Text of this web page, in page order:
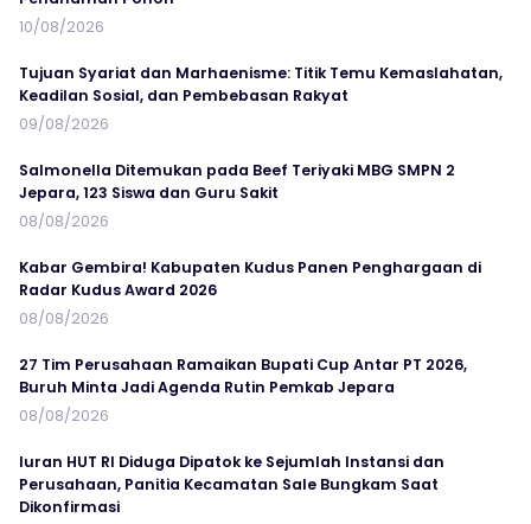
10/08/2026
Tujuan Syariat dan Marhaenisme: Titik Temu Kemaslahatan,
Keadilan Sosial, dan Pembebasan Rakyat
09/08/2026
Salmonella Ditemukan pada Beef Teriyaki MBG SMPN 2
Jepara, 123 Siswa dan Guru Sakit
08/08/2026
Kabar Gembira! Kabupaten Kudus Panen Penghargaan di
Radar Kudus Award 2026
08/08/2026
27 Tim Perusahaan Ramaikan Bupati Cup Antar PT 2026,
Buruh Minta Jadi Agenda Rutin Pemkab Jepara
08/08/2026
Iuran HUT RI Diduga Dipatok ke Sejumlah Instansi dan
Perusahaan, Panitia Kecamatan Sale Bungkam Saat
Dikonfirmasi